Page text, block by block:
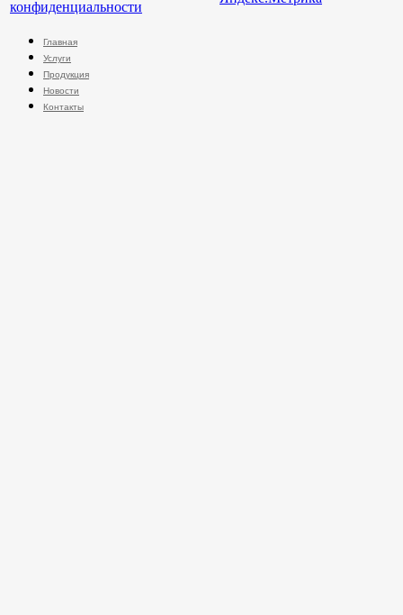
конфиденциальности
Главная
Услуги
Продукция
Новости
Контакты